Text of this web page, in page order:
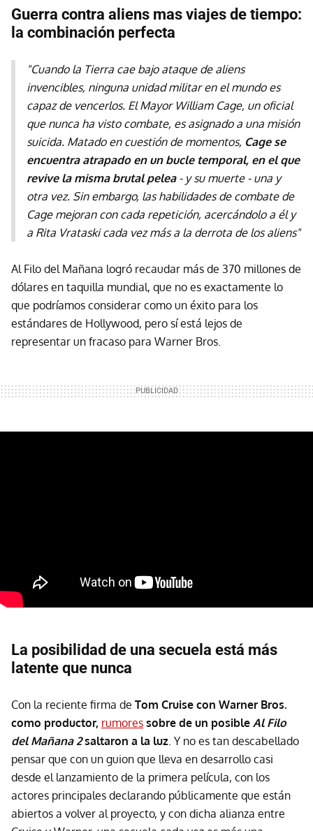
Guerra contra aliens mas viajes de tiempo:
la combinación perfecta
"Cuando la Tierra cae bajo ataque de aliens
invencibles, ninguna unidad militar en el mundo es
capaz de vencerlos. El Mayor William Cage, un oficial
que nunca ha visto combate, es asignado a una misión
suicida. Matado en cuestión de momentos, Cage se
encuentra atrapado en un bucle temporal, en el que
revive la misma brutal pelea - y su muerte - una y
otra vez. Sin embargo, las habilidades de combate de
Cage mejoran con cada repetición, acercándolo a él y
a Rita Vrataski cada vez más a la derrota de los aliens"
Al Filo del Mañana logró recaudar más de 370 millones de
dólares en taquilla mundial, que no es exactamente lo
que podríamos considerar como un éxito para los
estándares de Hollywood, pero sí está lejos de
representar un fracaso para Warner Bros.
La posibilidad de una secuela está más
latente que nunca
Con la reciente firma de Tom Cruise con Warner Bros.
como productor, rumores sobre de un posible Al Filo
del Mañana 2saltaron a la luz. Y no es tan descabellado
pensar que con un guion que lleva en desarrollo casi
desde el lanzamiento de la primera película, con los
actores principales declarando públicamente que están
abiertos a volver al proyecto, y con dicha alianza entre